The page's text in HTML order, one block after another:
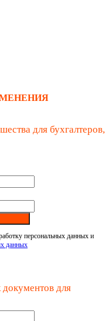
для бухгалтеров,
персональных данных и
данных
для